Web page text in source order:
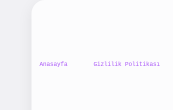
Anasayfa Gizlilik Politikası